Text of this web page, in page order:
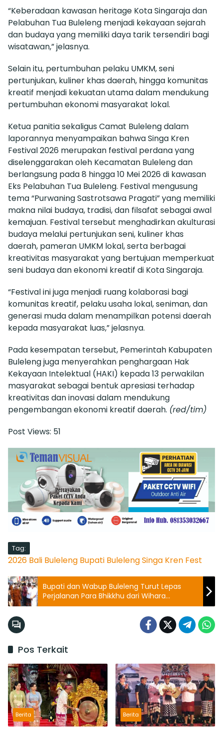
“Keberadaan kawasan heritage Kota Singaraja dan
Pelabuhan Tua Buleleng menjadi kekayaan sejarah
dan budaya yang memiliki daya tarik tersendiri bagi
wisatawan,” jelasnya.
Selain itu, pertumbuhan pelaku UMKM, seni
pertunjukan, kuliner khas daerah, hingga komunitas
kreatif menjadi kekuatan utama dalam mendukung
pertumbuhan ekonomi masyarakat lokal.
Ketua panitia sekaligus Camat Buleleng dalam
laporannya menyampaikan bahwa Singa Kren
Festival 2026 merupakan festival perdana yang
diselenggarakan oleh Kecamatan Buleleng dan
berlangsung pada 8 hingga 10 Mei 2026 di kawasan
Eks Pelabuhan Tua Buleleng. Festival mengusung
tema “Purwaning Sastrotsawa Pragati” yang memiliki
makna nilai budaya, tradisi, dan filsafat sebagai awal
kemajuan. Festival tersebut menghadirkan akulturasi
budaya melalui pertunjukan seni, kuliner khas
daerah, pameran UMKM lokal, serta berbagai
kreativitas masyarakat yang bertujuan memperkuat
seni budaya dan ekonomi kreatif di Kota Singaraja.
“Festival ini juga menjadi ruang kolaborasi bagi
komunitas kreatif, pelaku usaha lokal, seniman, dan
generasi muda dalam menampilkan potensi daerah
kepada masyarakat luas,” jelasnya.
Pada kesempatan tersebut, Pemerintah Kabupaten
Buleleng juga menyerahkan penghargaan Hak
Kekayaan Intelektual (HAKI) kepada 13 perwakilan
masyarakat sebagai bentuk apresiasi terhadap
kreativitas dan inovasi dalam mendukung
pengembangan ekonomi kreatif daerah. (red/tim)
Post Views: 51
Tag:
2026 Bali Buleleng Bupati BulelengSinga Kren Fest
Bupati dan Wabup Buleleng Turut Lepas
Perjalanan Para Bhikkhu dari Wihara
Brahmavihara Arama
Pos Terkait
Berita Berita